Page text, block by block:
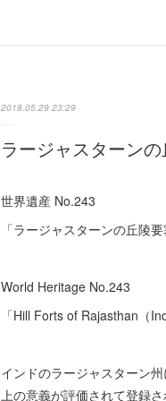
2018.05.29 23:29
ラージャスターンの
世界遺産 No.243
「ラージャスターンの丘陵
World Heritage No.243
「Hill Forts of Rajasthan（
インドのラージャスターン
上の意義が評価されて登録さ